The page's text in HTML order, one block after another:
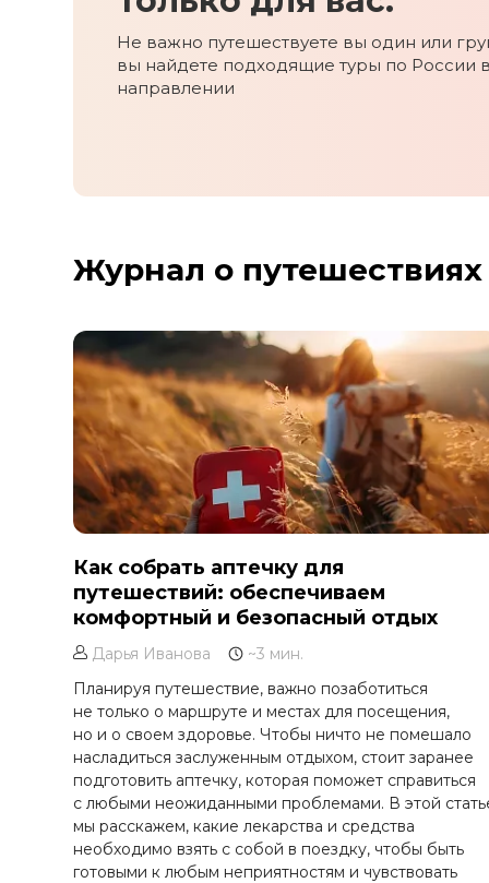
Не важно путешествуете вы один или
вы найдете подходящие туры по России
направлении
Журнал о путешествиях
Как собрать аптечку для
путешествий: обеспечиваем
комфортный и безопасный отдых
Дарья Иванова
~3 мин.
Планируя путешествие, важно позаботиться
не только о маршруте и местах для посещения,
но и о своем здоровье. Чтобы ничто не помешало
насладиться заслуженным отдыхом, стоит заранее
подготовить аптечку, которая поможет справиться
с любыми неожиданными проблемами. В этой
мы расскажем, какие лекарства и средства
необходимо взять с собой в поездку, чтобы быть
готовыми к любым неприятностям и чувствовать